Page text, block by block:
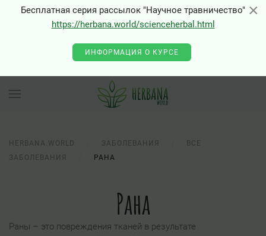
×
Бесплатная серия рассылок "Научное травничество"
https://herbana.world/scienceherbal.html
ИНФОРМАЦИЯ О КУРСЕ
HERBANA.WORLD ЗАБОЛЕВАНИЯ
ВСЕ
ЗАБОЛЕВАНИЯ
РАНА
Рана
Раны – это повреждения тканей в результате
×